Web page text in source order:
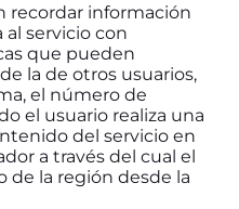
recordar información
al servicio con
que pueden
la de otros usuarios,
el número de
el usuario realiza una
del servicio en
a través del cual el
de la región desde la